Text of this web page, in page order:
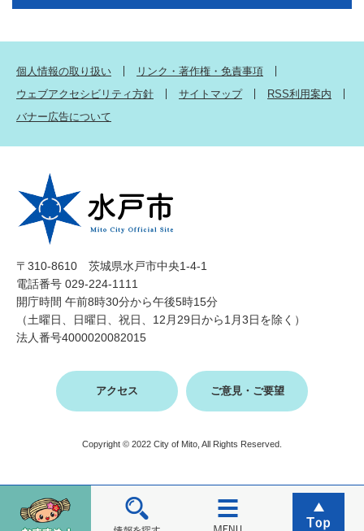
個人情報の取り扱い
リンク・著作権・免責事項
ウェブアクセシビリティ方針
サイトマップ
RSS利用案内
バナー広告について
〒310-8610 茨城県水戸市中央1-4-1
電話番号 029-224-1111
開庁時間 午前8時30分から午後5時15分
（土曜日、日曜日、祝日、12月29日から1月3日を除く）
法人番号4000020082015
アクセス ご意見・ご要望
Copyright © 2022 City of Mito, All Rights Reserved.